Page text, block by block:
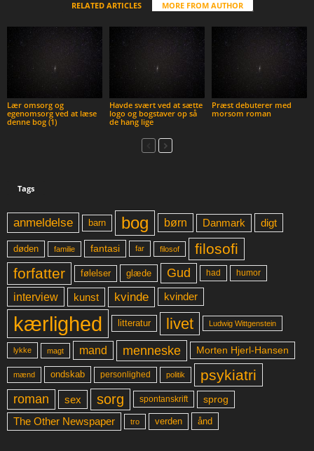
RELATED ARTICLES MORE FROM AUTHOR
Lær omsorg og
egenomsorg ved at læse
denne bog (1)
Havde svært ved at sætte
logo og bogstaver op så
de hang lige
Præst debuterer med
morsom roman
Tags
anmeldelse barn bog børn Danmark digt
døden familie fantasi far filosof
filosofi
forfatter
følelser glæde Gud had humor
interview kunst kvinde kvinder
kærlighed litteratur livet Ludwig Wittgenstein
lykke magt mand menneske Morten Hjerl-Hansen
mænd ondskab personlighed politik psykiatri
roman sex sorg spontanskrift sprog
The Other Newspaper tro verden ånd